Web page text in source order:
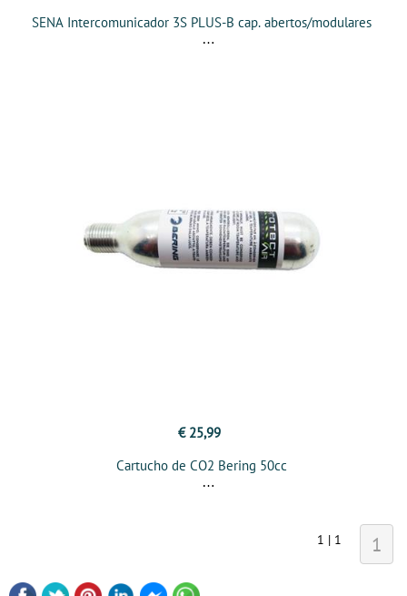
SENA Intercomunicador 3S PLUS-B cap. abertos/modulares
€ 25,99
Cartucho de CO2 Bering 50cc
1 | 1 1